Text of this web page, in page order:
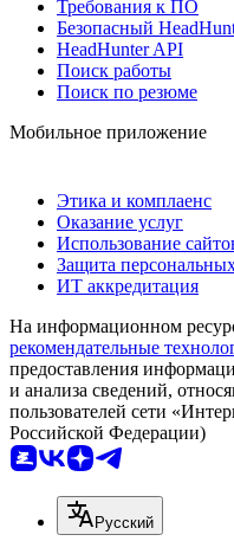
Требования к ПО
Безопасный
HeadHunter API
Поиск работы
Поиск по резюме
Мобильное приложение
Этика и комплаенс
Оказание услуг
Использование
Защита
ИТ аккредитация
На информационном
рекомендательные
предоставления
и анализа сведений,
пользователей сети
Российской Федерации)
Русский